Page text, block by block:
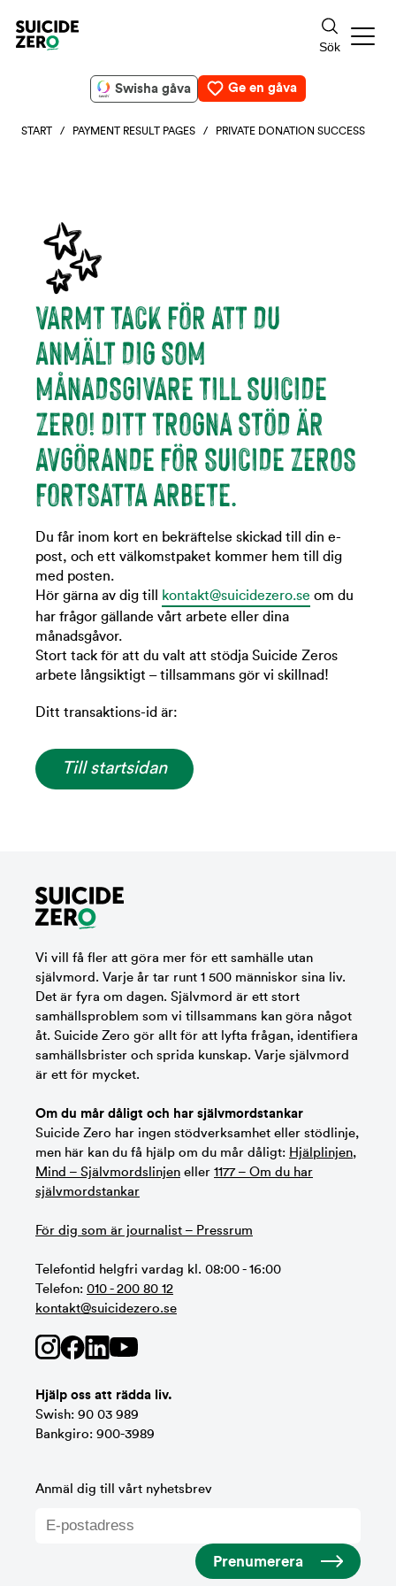
Swisha gåva Ge en gåva
START / PAYMENT RESULT PAGES / PRIVATE DONATION SUCCESS
VARMT TACK FÖR ATT DU
ANMÄLT DIG SOM
MÅNADSGIVARE TILL SUICIDE
ZERO! DITT TROGNA STÖD ÄR
AVGÖRANDE FÖR SUICIDE ZEROS
FORTSATTA ARBETE.
Du får inom kort en bekräftelse skickad till din e-
post, och ett välkomstpaket kommer hem till dig
med posten.
Hör gärna av dig till
kontakt@suicidezero.se om du
har frågor gällande vårt arbete eller dina
månadsgåvor.
Stort tack för att du valt att stödja Suicide Zeros
arbete långsiktigt – tillsammans gör vi skillnad!
Ditt transaktions-id är:
Till startsidan
Vi vill få fler att göra mer för ett samhälle utan
självmord. Varje år tar runt 1 500 människor sina liv.
Det är fyra om dagen. Självmord är ett stort
samhällsproblem som vi tillsammans kan göra något
åt. Suicide Zero gör allt för att lyfta frågan, identifiera
samhällsbrister och sprida kunskap. Varje självmord
är ett för mycket.
Om du mår dåligt och har självmordstankar
Suicide Zero har ingen stödverksamhet eller stödlinje,
men här kan du få hjälp om du mår dåligt: Hjälplinjen,
Mind – Självmordslinjen eller 1177 – Om du har
självmordstankar
För dig som är journalist – Pressrum
Telefontid helgfri vardag kl. 08:00 - 16:00
Telefon: 010 - 200 80 12
kontakt@suicidezero.se
Hjälp oss att rädda liv.
Swish: 90 03 989
Bankgiro: 900-3989
Anmäl dig till vårt nyhetsbrev
Prenumerera